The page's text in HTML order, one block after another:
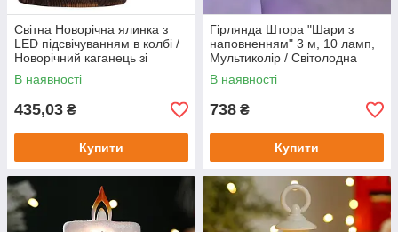
Світна Новорічна ялинка з
LED підсвічуванням в колбі /
Новорічний каганець зі
світлодіодним гірляндою
В наявності
435,03 ₴
Купити
Гірлянда Штора "Шари з
наповненням" 3 м, 10 ламп,
Мультиколір / Світолодна
гірлянда
В наявності
738 ₴
Купити